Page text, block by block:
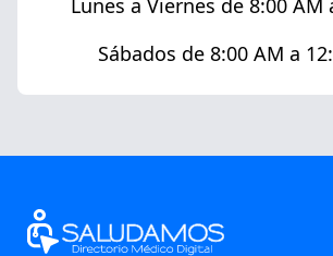
Lunes a Viernes de 8:00 AM
Sábados de 8:00 AM a